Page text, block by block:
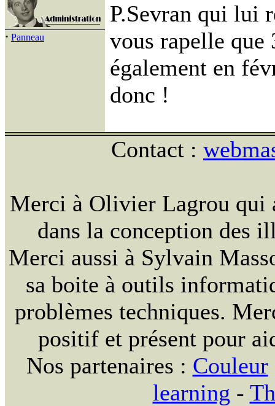
· Panneau
P.Sevran qui lui
vous rapelle
également en
donc !
Contact :
Merci à Olivier Lagrou qui
dans la conception des
Merci aussi à Sylvain
sa boite à outils
problèmes techniques.
positif et présent pour
Nos partenaires : Couleur
learning -